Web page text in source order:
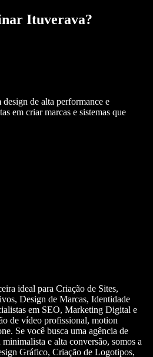
Ituverava?
de alta performance e
em criar marcas e sistemas que
ideal para Criação de Sites,
Design de Marcas, Identidade
em SEO, Marketing Digital e
de vídeo profissional, motion
Se você busca uma agência de
e alta conversão, somos a
Gráfico, Criação de Logotipos,